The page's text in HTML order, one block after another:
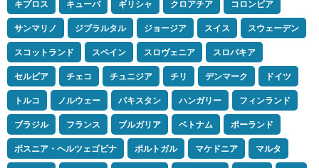
キプロス
キューバ ギリシャ クロアチア
コロンビア
サンマリノ
ジブラルタル ジョージア スイス
スウェーデン
スコットランド
スペイン スロヴェニア
スロバキア
セルビア
チェコ チュニジア チリ デンマーク
ドイツ
トルコ
ノルウェー パキスタン ハンガリー
フィンランド
ブラジル
フランス ブルガリア ベトナム
ポーランド
ボスニア・ヘルツェゴビナ
ポルトガル マケドニア
マルタ